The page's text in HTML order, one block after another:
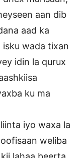
aan dib
aad ka
wada tixan
idin la qurux
ku ma
iyo waxa la
weliba